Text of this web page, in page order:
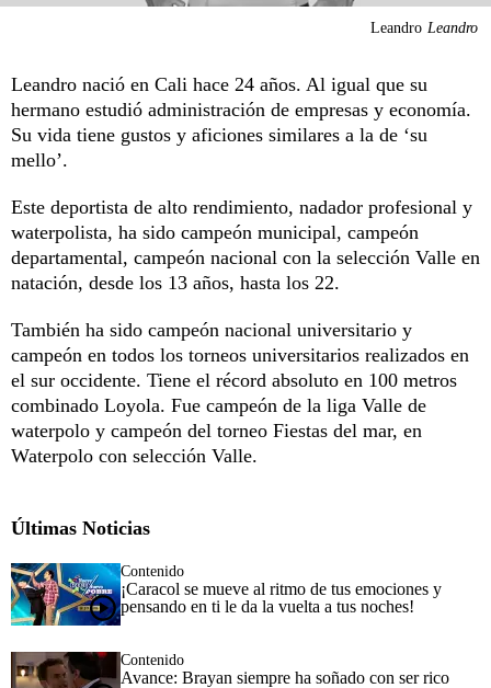
Leandro Leandro
Leandro nació en Cali hace 24 años. Al igual que su
hermano estudió administración de empresas y economía.
Su vida tiene gustos y aficiones similares a la de ‘su
mello’.
Este deportista de alto rendimiento, nadador profesional y
waterpolista, ha sido campeón municipal, campeón
departamental, campeón nacional con la selección Valle en
natación, desde los 13 años, hasta los 22.
También ha sido campeón nacional universitario y
campeón en todos los torneos universitarios realizados en
el sur occidente. Tiene el récord absoluto en 100 metros
combinado Loyola. Fue campeón de la liga Valle de
waterpolo y campeón del torneo Fiestas del mar, en
Waterpolo con selección Valle.
Últimas Noticias
Contenido
¡Caracol se mueve al ritmo de tus emociones y
pensando en ti le da la vuelta a tus noches!
Contenido
Avance: Brayan siempre ha soñado con ser rico